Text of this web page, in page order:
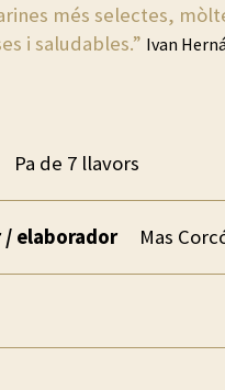
més selectes,
i saludables.” Ivan
Pa de 7 llavors
/ elaborador Mas